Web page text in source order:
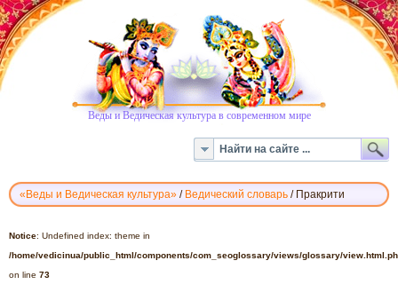
Веды и Ведическая культура в современном мире
«Веды и Ведическая культура» / Ведический словарь / Пракрити
СЛОВАРЬ
-
ПРАКРИТИ
Notice: Undefined index: theme in
/home/vedicinua/public_html/components/com_seoglossary/views/glossary/
on line 73